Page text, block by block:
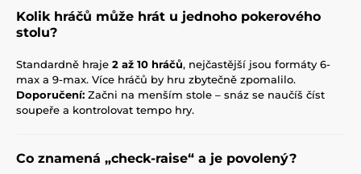
Kolik hráčů může hrát u jednoho pokerového
stolu?
Standardně hraje 2 až 10 hráčů, nejčastější jsou formáty 6-
max a 9-max. Více hráčů by hru zbytečně zpomalilo.
Doporučení: Začni na menším stole – snáz se naučíš číst
soupeře a kontrolovat tempo hry.
Co znamená „check-raise“ a je povolený?